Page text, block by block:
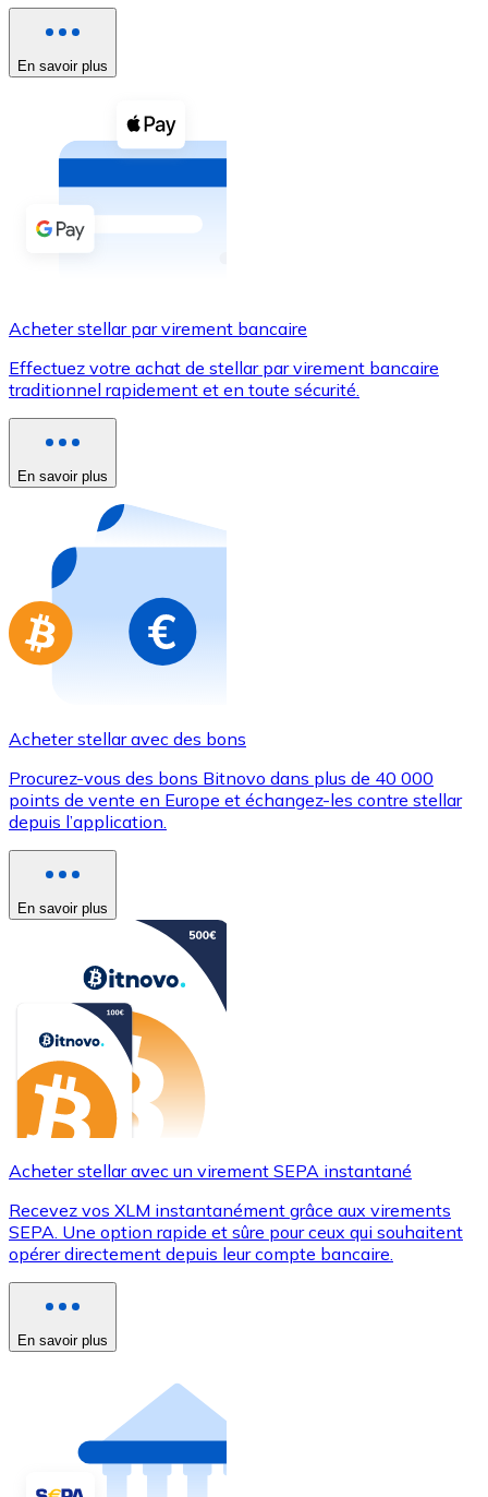
Voir toutes
Coupons crypto
Achetez des cryptomonnaies en espèces et d'autres
Acheter avec espèces
Virement SEPA
Utilisez les cartes Visa et Mastercard pour acheter
Acheter avec carte
Nouveau
Achetez des cartes-cadeaux de vos marques
Aller à la boutique de cartes-cadeaux
En savoir plus
Acheter stellar par virement bancaire
Effectuez votre achat de stellar par virement bancaire
traditionnel rapidement et en toute sécurité.
En savoir plus
Acheter stellar avec des bons
Procurez-vous des bons Bitnovo dans plus de 40 000
points de vente en Europe et échangez-les contre stellar
depuis l’application.
En savoir plus
Acheter stellar avec un virement SEPA instantané
Recevez vos XLM instantanément grâce aux virements
SEPA. Une option rapide et sûre pour ceux qui souhaitent
opérer directement depuis leur compte bancaire.
En savoir plus